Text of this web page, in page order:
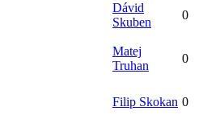
Dávid
Skuben
0
Matej
Truhan
0
Filip Skokan 0